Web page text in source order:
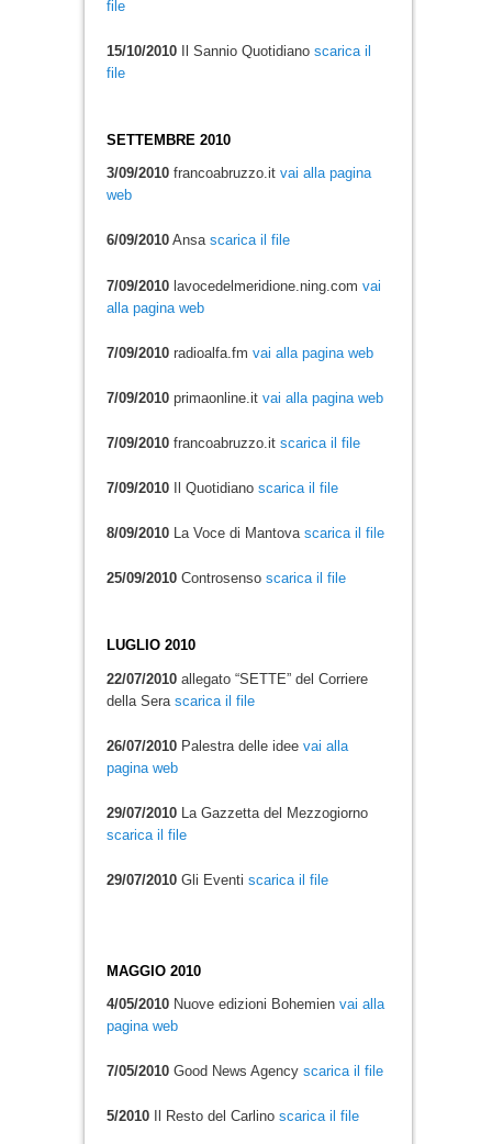
file
15/10/2010Il Sannio Quotidiano scarica il
file
SETTEMBRE 2010
3/09/2010francoabruzzo.it vai alla pagina
web
6/09/2010Ansa scarica il file
7/09/2010lavocedelmeridione.ning.com vai
alla pagina web
7/09/2010 radioalfa.fm vai alla pagina web
7/09/2010 primaonline.it vai alla pagina web
7/09/2010 francoabruzzo.it scarica il file
7/09/2010Il Quotidiano scarica il file
8/09/2010La Voce di Mantova scarica il file
25/09/2010Controsenso scarica il file
LUGLIO 2010
22/07/2010allegato “SETTE” del Corriere
della Sera scarica il file
26/07/2010Palestra delle idee vai alla
pagina web
29/07/2010La Gazzetta del Mezzogiorno
scarica il file
29/07/2010Gli Eventi scarica il file
MAGGIO 2010
4/05/2010 Nuove edizioni Bohemien vai alla
pagina web
7/05/2010Good News Agency scarica il file
5/2010Il Resto del Carlino scarica il file